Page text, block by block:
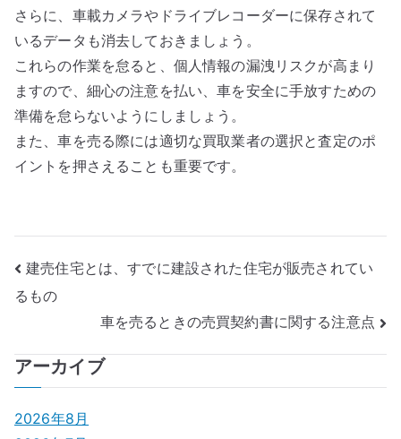
さらに、車載カメラやドライブレコーダーに保存されて
いるデータも消去しておきましょう。
これらの作業を怠ると、個人情報の漏洩リスクが高まり
ますので、細心の注意を払い、車を安全に手放すための
準備を怠らないようにしましょう。
また、車を売る際には適切な買取業者の選択と査定のポ
イントを押さえることも重要です。
投
稿
ナ
ビ
ゲ
建売住宅とは、すでに建設された住宅が販売されてい
るもの
車を売るときの売買契約書に関する注意点
アーカイブ
2026年8月